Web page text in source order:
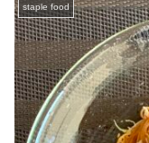
staple food